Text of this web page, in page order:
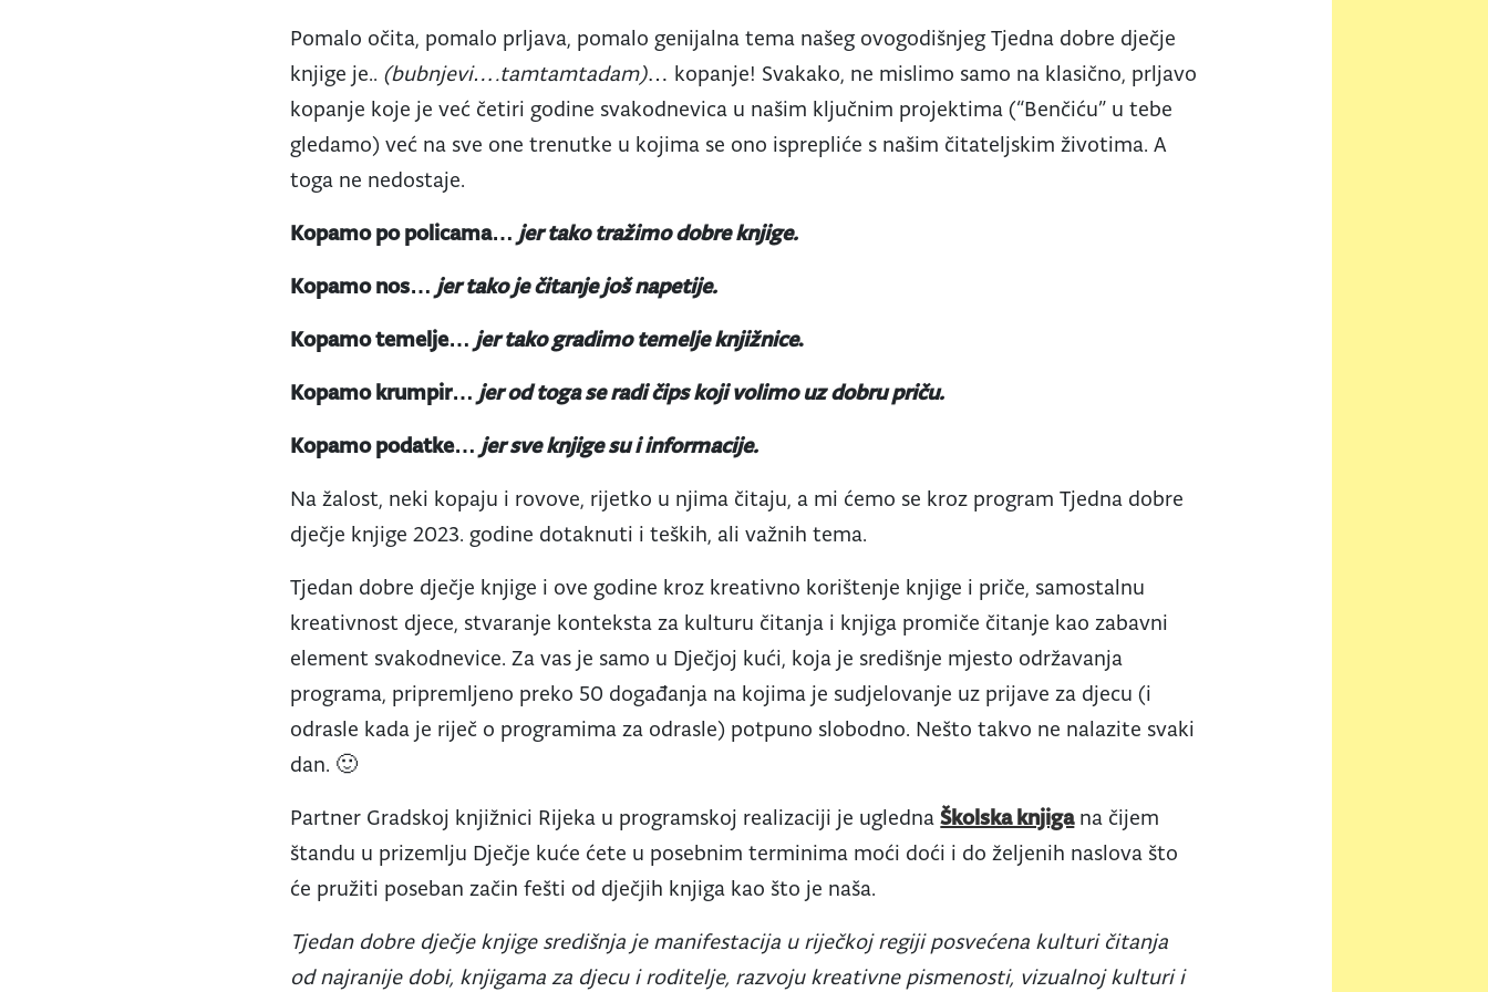
Pomalo očita, pomalo prljava, pomalo genijalna tema našeg ovogodišnjeg Tjedna dobre dječje
knjige je.. (bubnjevi….tamtamtadam)… kopanje! Svakako, ne mislimo samo na klasično, prljavo
kopanje koje je već četiri godine svakodnevica u našim ključnim projektima (“Benčiću” u tebe
gledamo) već na sve one trenutke u kojima se ono isprepliće s našim čitateljskim životima. A
toga ne nedostaje.
Kopamo po policama… jer tako tražimo dobre knjige.
Kopamo nos… jer tako je čitanje još napetije.
Kopamo temelje… jer tako gradimo temelje knjižnice.
Kopamo krumpir… jer od toga se radi čips koji volimo uz dobru priču.
Kopamo podatke… jer sve knjige su i informacije.
Na žalost, neki kopaju i rovove, rijetko u njima čitaju, a mi ćemo se kroz program Tjedna dobre
dječje knjige 2023. godine dotaknuti i teških, ali važnih tema.
Tjedan dobre dječje knjige i ove godine kroz kreativno korištenje knjige i priče, samostalnu
kreativnost djece, stvaranje konteksta za kulturu čitanja i knjiga promiče čitanje kao zabavni
element svakodnevice. Za vas je samo u Dječjoj kući, koja je središnje mjesto održavanja
programa, pripremljeno preko 50 događanja na kojima je sudjelovanje uz prijave za djecu (i
odrasle kada je riječ o programima za odrasle) potpuno slobodno. Nešto takvo ne nalazite svaki
dan. 🙂
Partner Gradskoj knjižnici Rijeka u programskoj realizaciji je uglednaŠkolska knjigana čijem
štandu u prizemlju Dječje kuće ćete u posebnim terminima moći doći i do željenih naslova što
će pružiti poseban začin fešti od dječjih knjiga kao što je naša.
Tjedan dobre dječje knjige središnja je manifestacija u riječkoj regiji posvećena kulturi čitanja
od najranije dobi, knjigama za djecu i roditelje, razvoju kreativne pismenosti, vizualnoj kulturi i